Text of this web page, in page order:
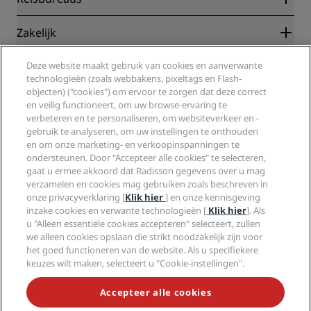
Blog
Bestemmingen
Radisson Hotels-app
Sports Approved-hotels
Gezinsvriendelijk hotels
Gezondheid en veiligheid
Partners
Reisagenten
Zakelijk
Radisson Hotel Group
Media
Vacatures RHG
Vacatures PPHE
Vacatures EHL
The Club by RHG
Hotelontwikkeling
Duurzaam ondernemen
Inkoop
Juridisch
Privacycentrum
Juridische kennisgeving
Algemene voorwaarden voor Radisson Rewards
Gebruikersovereenkomst site
Digitale toegankelijkheid
Verklaring inzake moderne slavernij
Help
Waarschuwingen voor consumenten
Contactgegevens
Veelgestelde vragen
Sitemap
Social media
Radisson Hotels Brands
MIS NOOIT MEER ONZE POPULAIRSTE AANBIEDINGEN
Deze website maakt gebruik van cookies en aanverwante
technologieën (zoals webbakens, pixeltags en Flash-
objecten) ("cookies") om ervoor te zorgen dat deze correct
en veilig functioneert, om uw browse-ervaring te
verbeteren en te personaliseren, om websiteverkeer en -
gebruik te analyseren, om uw instellingen te onthouden
en om onze marketing- en verkoopinspanningen te
ondersteunen. Door "Accepteer alle cookies" te selecteren,
gaat u ermee akkoord dat Radisson gegevens over u mag
verzamelen en cookies mag gebruiken zoals beschreven in
onze privacyverklaring [Klik hier] en onze kennisgeving
inzake cookies en verwante technologieën [ Klik hier]. Als
u "Alleen essentiële cookies accepteren" selecteert, zullen
we alleen cookies opslaan die strikt noodzakelijk zijn voor
het goed functioneren van de website. Als u specifiekere
keuzes wilt maken, selecteert u "Cookie-instellingen".
Accepteer alle cookies